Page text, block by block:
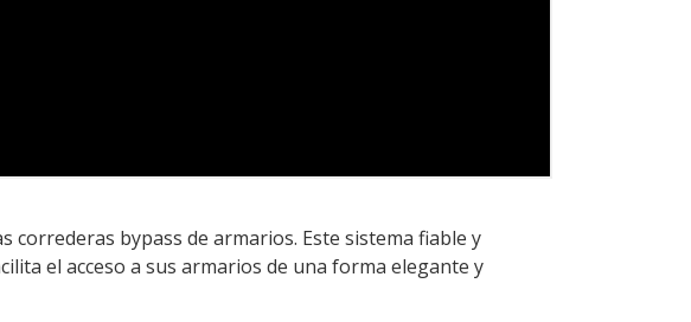
correderas bypass de armarios. Este sistema fiable y
el acceso a sus armarios de una forma elegante y